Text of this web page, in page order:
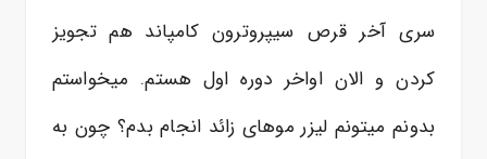
سری آخر قرص سیپروترون کامپاند هم تجویز
کردن و الان اواخر دوره اول هستم. میخواستم
بدونم میتونم لیزر موهای زائد انجام بدم؟ چون به